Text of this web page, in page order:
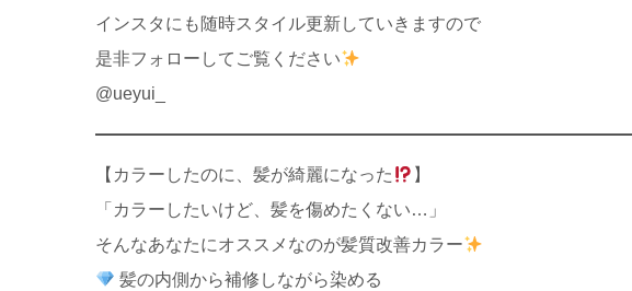
インスタにも随時スタイル更新していきますので
是非フォローしてご覧ください
@ueyui_
【カラーしたのに、髪が綺麗になった
】
「カラーしたいけど、髪を傷めたくない…」
そんなあなたにオススメなのが髪質改善カラー
髪の内側から補修しながら染める